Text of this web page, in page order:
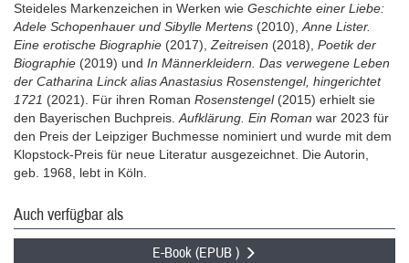
Steideles Markenzeichen in Werken wie Geschichte einer Liebe:
Adele Schopenhauer und Sibylle Mertens (2010),Anne Lister.
Eine erotische Biographie (2017),Zeitreisen (2018), Poetik der
Biographie (2019) und In Männerkleidern. Das verwegene Leben
der Catharina Linck alias Anastasius Rosenstengel, hingerichtet
1721 (2021). Für ihren Roman Rosenstengel(2015) erhielt sie
den Bayerischen Buchpreis.Aufklärung. Ein Roman war 2023 für
den Preis der Leipziger Buchmesse nominiert und wurde mit dem
Klopstock-Preis für neue Literatur ausgezeichnet. Die Autorin,
geb. 1968, lebt in Köln.
Auch verfügbar als
E-Book (EPUB )